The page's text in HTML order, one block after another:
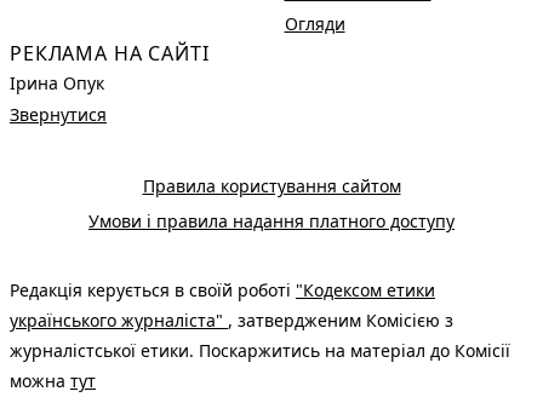
РЕКЛАМА НА САЙТІ
Ірина Опук
Звернутися
Огляди
Правила користування сайтом
Умови і правила надання платного доступу
Редакція керується в своїй роботі "Кодексом етики
українського журналіста" , затвердженим Комісією з
журналістської етики. Поскаржитись на матеріал до Комісії
можна тут